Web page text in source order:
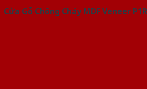
Cửa Gỗ Chống Cháy MDF Veneer